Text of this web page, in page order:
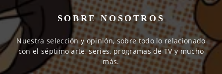
SOBRE NOSOTROS
Nuestra selección y opinión, sobre todo lo relacionado
con el séptimo arte, series, programas de TV y mucho
más.